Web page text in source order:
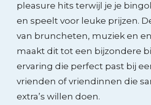
pleasure hits terwijl je je
en speelt voor leuke prijzen.
van bruncheten, muziek en
maakt dit tot een bijzondere
ervaring die perfect past bij
vrienden of vriendinnen die
extra’s willen doen.